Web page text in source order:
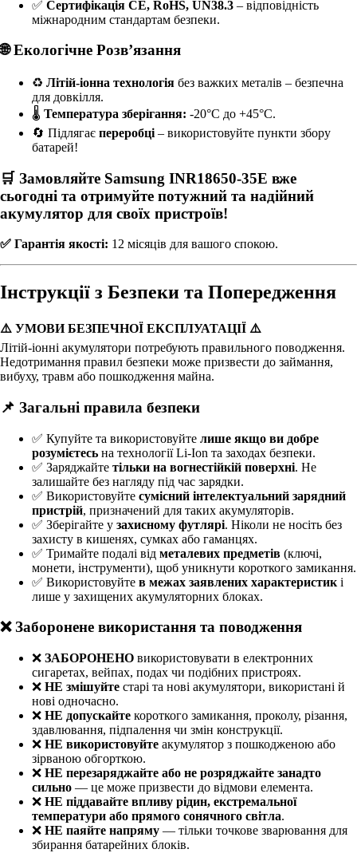
✅ Сертифікація CE, RoHS, UN38.3 – відповідність
міжнародним стандартам безпеки.
🌐 Екологічне Розв’язання
♻ Літій-іонна технологія без важких металів – безпечна
для довкілля.
🌡 Температура зберігання: -20°C до +45°C.
🔄 Підлягає переробці – використовуйте пункти збору
батарей!
🛒 Замовляйте Samsung INR18650-35E вже
сьогодні та отримуйте потужний та надійний
акумулятор для своїх пристроїв!
✅ Гарантія якості: 12 місяців для вашого спокою.
Інструкції з Безпеки та Попередження
⚠️ УМОВИ БЕЗПЕЧНОЇ ЕКСПЛУАТАЦІЇ ⚠️
Літій-іонні акумулятори потребують правильного поводження.
Недотримання правил безпеки може призвести до займання,
вибуху, травм або пошкодження майна.
📌 Загальні правила безпеки
✅ Купуйте та використовуйте лише якщо ви добре
розумієтесь на технології Li-Ion та заходах безпеки.
✅ Заряджайте тільки на вогнестійкій поверхні. Не
залишайте без нагляду під час зарядки.
✅ Використовуйте сумісний інтелектуальний зарядний
пристрій, призначений для таких акумуляторів.
✅ Зберігайте у захисному футлярі. Ніколи не носіть без
захисту в кишенях, сумках або гаманцях.
✅ Тримайте подалі від металевих предметів (ключі,
монети, інструменти), щоб уникнути короткого замикання.
✅ Використовуйте в межах заявлених характеристик і
лише у захищених акумуляторних блоках.
❌ Заборонене використання та поводження
❌ ЗАБОРОНЕНО використовувати в електронних
сигаретах, вейпах, подах чи подібних пристроях.
❌ НЕ змішуйте старі та нові акумулятори, використані й
нові одночасно.
❌ НЕ допускайте короткого замикання, проколу, різання,
здавлювання, підпалення чи змін конструкції.
❌ НЕ використовуйте акумулятор з пошкодженою або
зірваною обгорткою.
❌ НЕ перезаряджайте або не розряджайте занадто
сильно — це може призвести до відмови елемента.
❌ НЕ піддавайте впливу рідин, екстремальної
температури або прямого сонячного світла.
❌ НЕ паяйте напряму — тільки точкове зварювання для
збирання батарейних блоків.